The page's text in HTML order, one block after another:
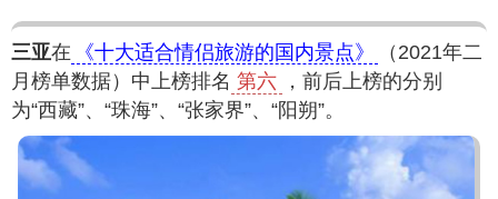
三亚在 《十大适合情侣旅游的国内景点》
（2021年二
月榜单数据）中上榜排名 第六
，前后上榜的分别
为“西藏”、“珠海”、“张家界”、“阳朔”。